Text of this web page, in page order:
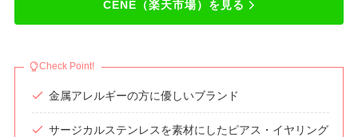
CENE（楽天市場）を見る
Check Point!
金属アレルギーの方に優しいブランド
サージカルステンレスを素材にしたピアス・イヤリング